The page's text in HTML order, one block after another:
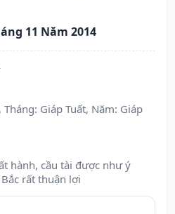
11 Năm 2014
Tháng: Giáp Tuất, Năm: Giáp
hành, cầu tài được như ý
rất thuận lợi